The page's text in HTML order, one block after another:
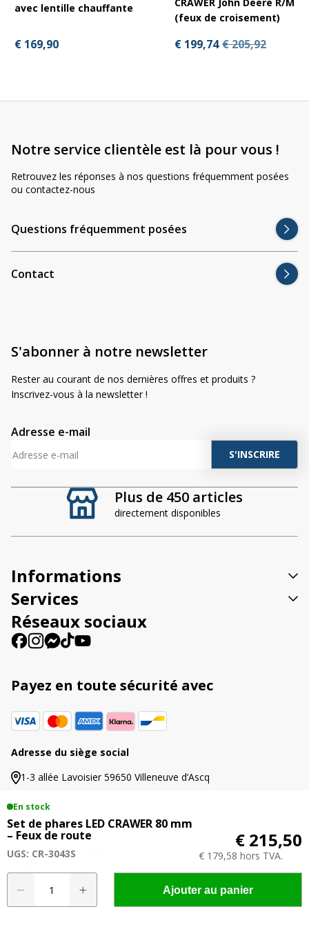
éclairage optimalpour des conditions de travail en toute
En stock
Set de phares LED CRAWER 80 mm
– Feux de route
UGS: CR-3043S
€ 215,50
€ 179,58 hors TVA.
quantité
Set
Ajouter au panier
t
avec lentille chauffante
€ 169,90
CRAWER John Deere R/M
(feux de croisement)
€ 199,74 € 205,92
Plus de 450 articles
directement disponibles
Notre service clientèle est là pour vous !
Retrouvez les réponses à nos questions fréquemment posées
ou contactez-nous
Questions fréquemment posées
Contact
S'abonner à notre newsletter
Rester au courant de nos dernières offres et produits ?
Inscrivez-vous à la newsletter !
Adresse e-mail
A
t
i
v
e
:
Informations
Services
Réseaux sociaux
Payez en toute sécurité avec
Adresse du siège social
1-3 allée Lavoisier 59650 Villeneuve d’Ascq
© 2026 Agriproled.fr
Tous les prix comprennent la TVA. | Les prix barrés
indiquent les précédents tarifs proposés dans cette
boutique en ligne.